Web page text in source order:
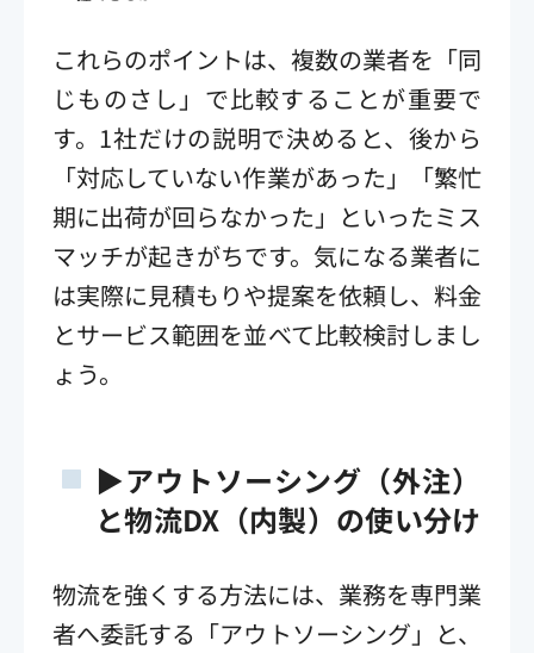
これらのポイントは、複数の業者を「同
じものさし」で比較することが重要で
す。1社だけの説明で決めると、後から
「対応していない作業があった」「繁忙
期に出荷が回らなかった」といったミス
マッチが起きがちです。気になる業者に
は実際に見積もりや提案を依頼し、料金
とサービス範囲を並べて比較検討しまし
ょう。
▶アウトソーシング（外注）
と物流DX（内製）の使い分け
物流を強くする方法には、業務を専門業
者へ委託する「アウトソーシング」と、